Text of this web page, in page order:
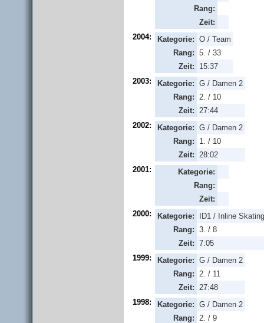
Rang:
Zeit:
2004:
Kategorie: O / Team
Rang: 5. / 33
Zeit:
15:37
2003:
Kategorie: G / Damen 2
Rang:
2. / 10
Zeit:
27:44
2002:
Kategorie: G / Damen 2
Rang:
1. / 10
Zeit:
28:02
2001:
Kategorie:
Rang:
Zeit:
2000:
Kategorie:
ID1 / Inline
Rang: 3. / 8
Zeit: 7:05
1999:
Kategorie: G / Damen 2
Rang:
2. / 11
Zeit:
27:48
1998:
Kategorie: G / Damen 2
Rang:
2. / 9